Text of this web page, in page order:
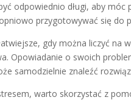
odpowiednio długi, aby
przygotowywać się do
gdy można liczyć na
Opowiadanie o swoich
samodzielnie znaleźć
warto skorzystać z